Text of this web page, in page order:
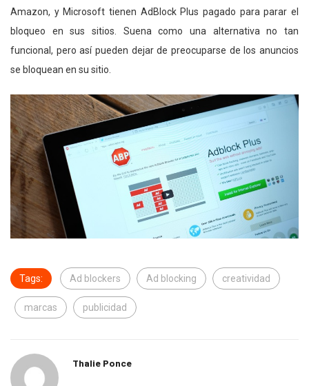
Amazon, y Microsoft tienen AdBlock Plus pagado para parar el
bloqueo en sus sitios. Suena como una alternativa no tan
funcional, pero así pueden dejar de preocuparse de los anuncios
se bloquean en su sitio.
Tags: Ad blockers Ad blocking creatividad
marcas publicidad
Thalie Ponce